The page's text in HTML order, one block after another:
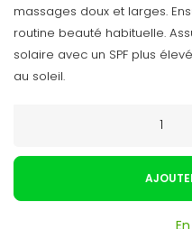
massages doux et larges.
routine beauté habituelle.
solaire avec un SPF plus
au soleil.